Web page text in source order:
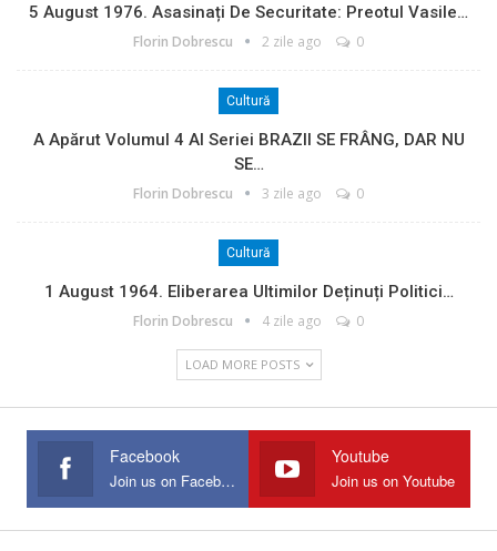
5 August 1976. Asasinați De Securitate: Preotul Vasile…
Florin Dobrescu 2 zile ago 0
Cultură
A Apărut Volumul 4 Al Seriei BRAZII SE FRÂNG, DAR NU
SE…
Florin Dobrescu 3 zile ago 0
Cultură
1 August 1964. Eliberarea Ultimilor Deținuți Politici…
Florin Dobrescu 4 zile ago 0
LOAD MORE POSTS
Facebook
Join us on Facebook
Youtube
Join us on Youtube